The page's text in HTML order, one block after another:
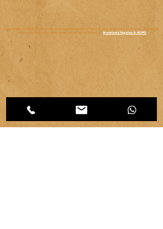
copyright © 2007-2026
| véronique chambeau | Tous droits réservés–Contenus protégés–
Reproduction interdite sans autorisation écrite.Mentions légales & RGPD